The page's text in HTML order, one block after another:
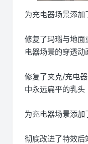
为充电器场景添加
修复了玛瑙与地
电器场景的穿透动
修复了夹克/充电
中永远扁平的乳头
为充电器场景添加
彻底改进了特效后